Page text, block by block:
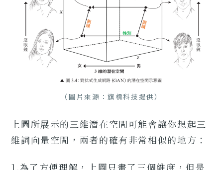
（圖片來源：旗標科技提供）
上圖所展示的三維潛在空間可能會讓你想起三
維詞向量空間，兩者的確有非常相似的地方：
1.為了方便理解，上圖只畫了三個維度，但是